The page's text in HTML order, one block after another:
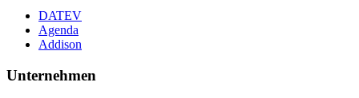
DATEV
Agenda
Addison
Unternehmen